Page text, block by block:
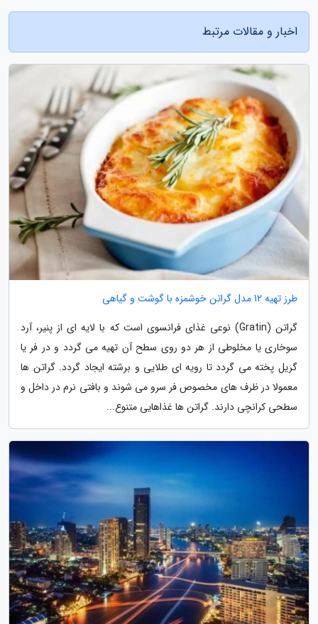
اخبار و مقالات مرتبط
طرز تهیه 12 مدل گراتن خوشمزه با گوشت و گیاهی
گراتن (Gratin) نوعی غذای فرانسوی است که با لایه ای از پنیر، آرد
سوخاری یا مخلوطی از هر دو روی سطح آن تهیه می گردد و در فر یا
گریل پخته می گردد تا رویه ای طلایی و برشته ایجاد گردد. گراتن ها
معمولا در ظرف های مخصوص فر سرو می شوند و بافتی نرم در داخل و
سطحی کرانچی دارند. گراتن ها غذاهایی متنوع...